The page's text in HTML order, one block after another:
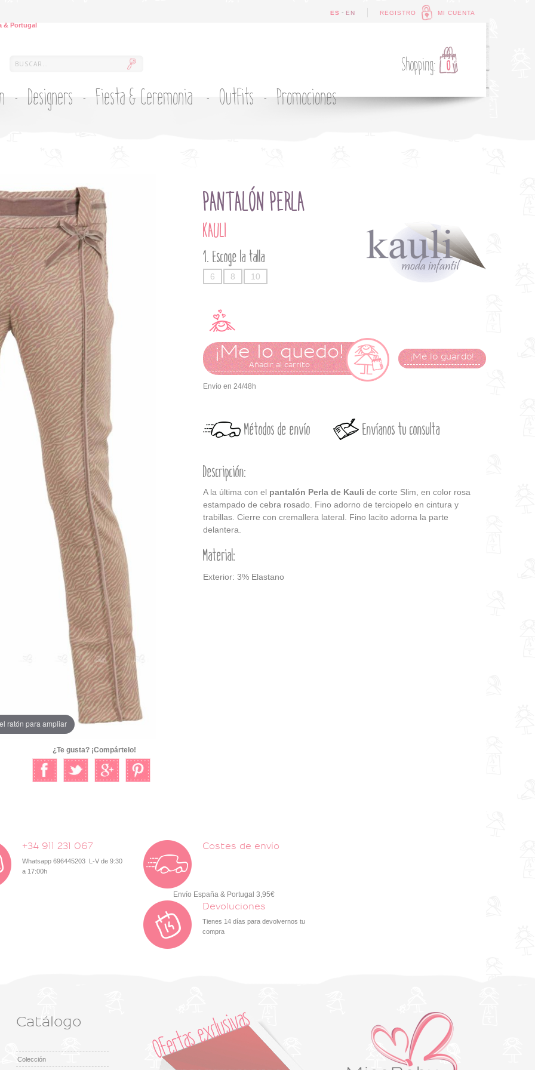
& Portugal
REGISTRO MI CUENTA
ES - EN
Shopping: 0
Designers Fiesta & Ceremonia Outfits Promociones
ratón para ampliar
¿Te gusta? ¡Compártelo!
PANTALÓN PERLA
KAULI
Escoge la talla
6 8 10
¡Me lo quedo!
Añadir al carrito
¡Me lo guardo!
Envío en 24/48h
Métodos de envío Envíanos tu consulta
Descripción:
A la última con el pantalón Perla de Kauli de corte Slim, en color rosa
estampado de cebra rosado. Fino adorno de terciopelo en cintura y
trabillas. Cierre con cremallera lateral. Fino lacito adorna la parte
delantera.
Material:
Exterior: 3% Elastano
+34 911 231 067
Whatsapp 696445203 L-V de 9:30
a 17:00h
Costes de envío
Envío España & Portugal 3,95€
Devoluciones
Tienes 14 días para devolvernos tu
compra
Catálogo
Colección